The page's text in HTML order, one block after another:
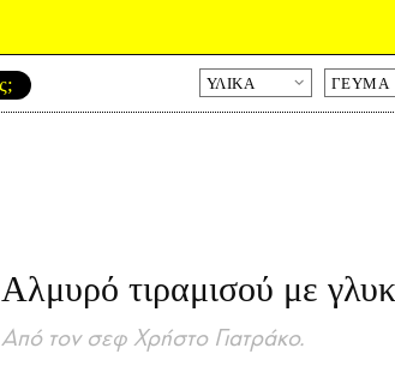
ΥΛΙΚΑ ΓΕΥΜΑ
Αλμυρό τιραμισού με
Από τον σεφ Χρήστο Γιατράκο.